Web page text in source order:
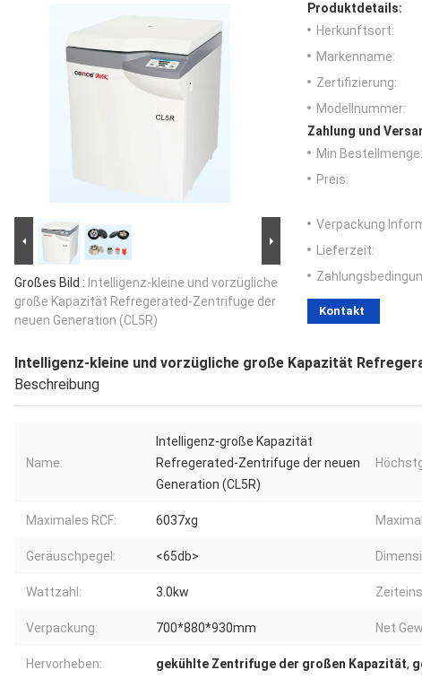
Großes Bild : Intelligenz-kleine und vorzügliche
große Kapazität Refregerated-Zentrifuge der
neuen Generation (CL5R)
Produktdetails:
Herkunftsort:
Markenname:
Zertifizierung:
Modellnummer:
Zahlung und
Min Bestellmenge:
Preis:
Verpackung
Lieferzeit:
Kontakt
Intelligenz-kleine und vorzügliche große Kapazität
Beschreibung
Name:
Intelligenz-große Kapazität
Refregerated-Zentrifuge der neuen
Generation (CL5R)
Maximales RCF: 6037xg
Geräuschpegel: <65db>
Wattzahl: 3.0kw
Verpackung: 700*880*930mm Net
Hervorheben: gekühlte Zentrifuge der großen Kapazität,